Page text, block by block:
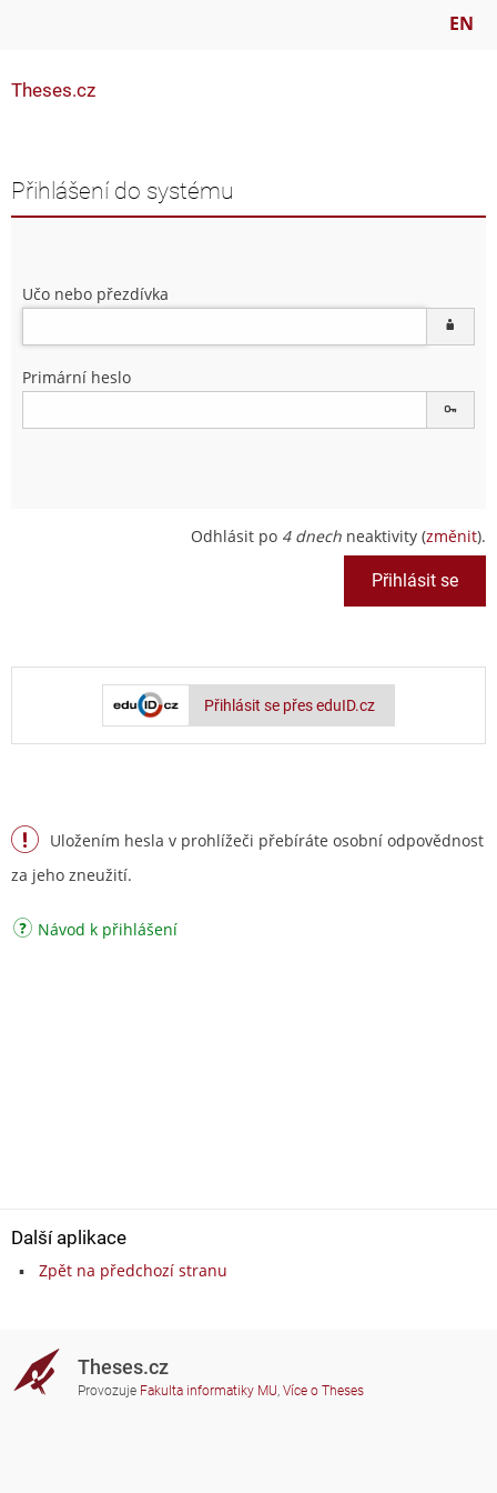
EN
Theses.cz
Přihlášení do systému
Učo nebo přezdívka
Primární heslo
Odhlásit po 4 dnech neaktivity (změnit).
Přihlásit se přes eduID.cz
Uložením hesla v prohlížeči přebíráte osobní odpovědnost
za jeho zneužití.
Návod k přihlášení
Další aplikace
Zpět na předchozí stranu
Theses.cz
Provozuje Fakulta informatiky MU, Více o Theses